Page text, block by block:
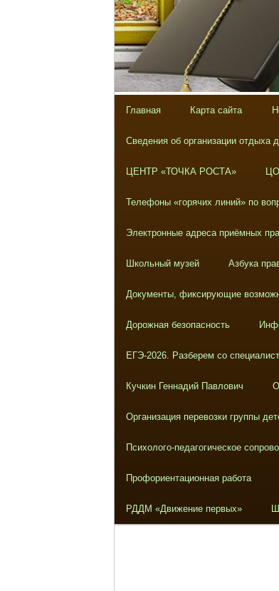
Главная Карта сайта
Сведения об организации отдыха
ЦЕНТР «ТОЧКА РОСТА»
Телефоны «горячих линий» по
Электронные адреса приёмных
Школьный музей Азбука
Документы, фиксирующие
Дорожная безопасность
ЕГЭ-2026. Разберем со
Кучкин Геннадий Павлович
Организация перевозки группы
Психолого-педагогическое
Профориентационная работа
РДДМ «Движение первых»